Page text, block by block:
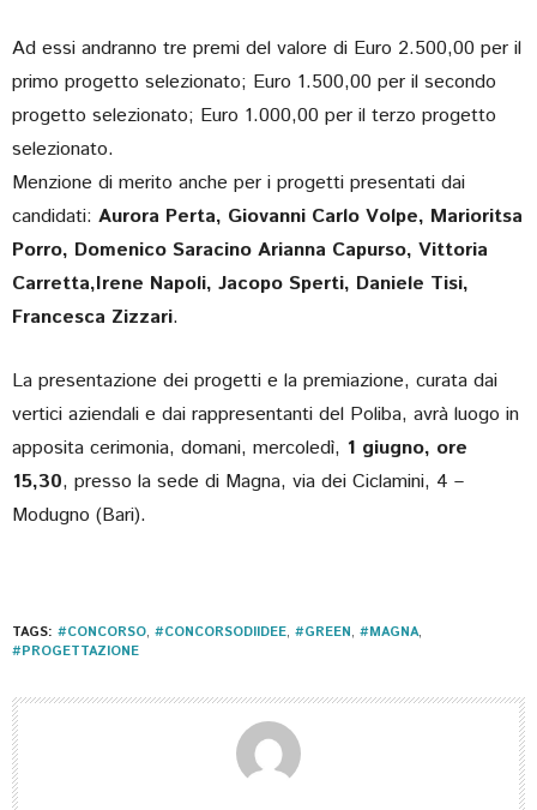
Ad essi andranno tre premi del valore di Euro 2.500,00 per il
primo progetto selezionato; Euro 1.500,00 per il secondo
progetto selezionato; Euro 1.000,00 per il terzo progetto
selezionato.
Menzione di merito anche per i progetti presentati dai
candidati: Aurora Perta, Giovanni Carlo Volpe, Marioritsa
Porro, Domenico Saracino Arianna Capurso, Vittoria
Carretta,Irene Napoli, Jacopo Sperti, Daniele Tisi,
Francesca Zizzari.
La presentazione dei progetti e la premiazione, curata dai
vertici aziendali e dai rappresentanti del Poliba, avrà luogo in
apposita cerimonia, domani, mercoledì, 1 giugno, ore
15,30, presso la sede di Magna, via dei Ciclamini, 4 –
Modugno (Bari).
TAGS: #CONCORSO, #CONCORSODIIDEE, #GREEN, #MAGNA,
#PROGETTAZIONE